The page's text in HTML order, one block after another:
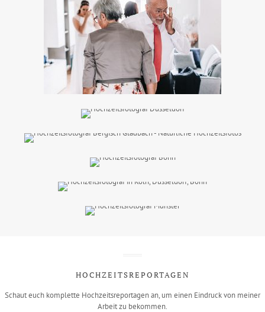
HOCHZEITSREPORTAGEN
Schaut euch komplette Hochzeitsreportagen an, um einen Eindruck von meiner
Arbeit zu bekommen.